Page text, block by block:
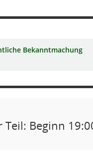
Bekanntmachung
Teil: Beginn